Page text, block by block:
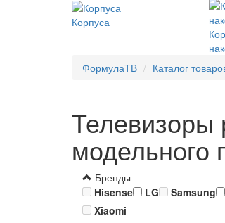
Корпуса
ФормулаТВ Каталог
Телевизоры
модельного
Бренды
Hisense
LG Samsung
Xiaomi